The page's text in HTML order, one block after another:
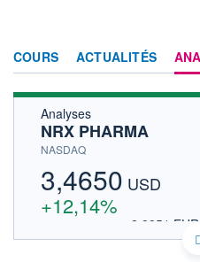
COURS ACTUALITÉS
Analyses
NRX PHARMA
NASDAQ
3,4650 USD
+12,14%
2,9951 EUR
INDICE DE RÉFÉRENCE